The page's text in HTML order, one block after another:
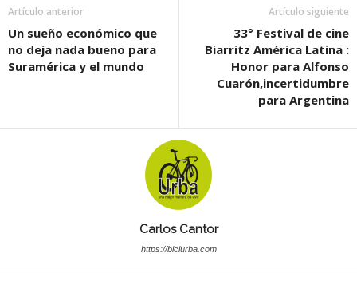
Artículo anterior
Un sueño económico que
no deja nada bueno para
Suramérica y el mundo
Artículo siguiente
33° Festival de cine
Biarritz América Latina :
Honor para Alfonso
Cuarón,incertidumbre
para Argentina
Carlos Cantor
https://biciurba.com